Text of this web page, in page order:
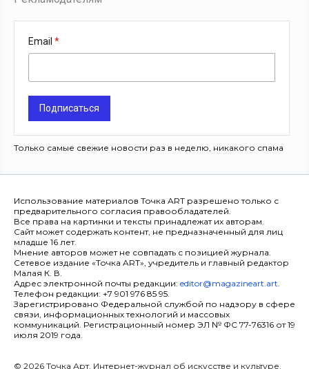
Email
Подписаться
Только самые свежие новости раз в неделю, никакого спама
Использование материалов Точка ART разрешено только с
предварительного согласия правообладателей.
Все права на картинки и тексты принадлежат их авторам.
Сайт может содержать контент, не предназначенный для лиц
младше 16 лет.
Мнение авторов может не совпадать с позицией журнала.
Сетевое издание «Точка ART», учредитель и главный редактор
Малая К. В.
Адрес электронной почты редакции: editor@magazineart.art.
Телефон редакции: +7 901 976 85 95.
Зарегистрировано Федеральной службой по надзору в сфере
связи, информационных технологий и массовых
коммуникаций. Регистрационный номер ЭЛ № ФС 77-76316 от 19
июля 2019 года.
© 2026 Точка Арт. Интернет-журнал об искусстве и культуре.